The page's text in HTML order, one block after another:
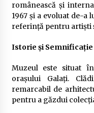
românească și
1967 și a evoluat de-
referință pentru artiști
Istorie și Semnificație
Muzeul este situat
orașului Galați.
remarcabil de
pentru a găzdui